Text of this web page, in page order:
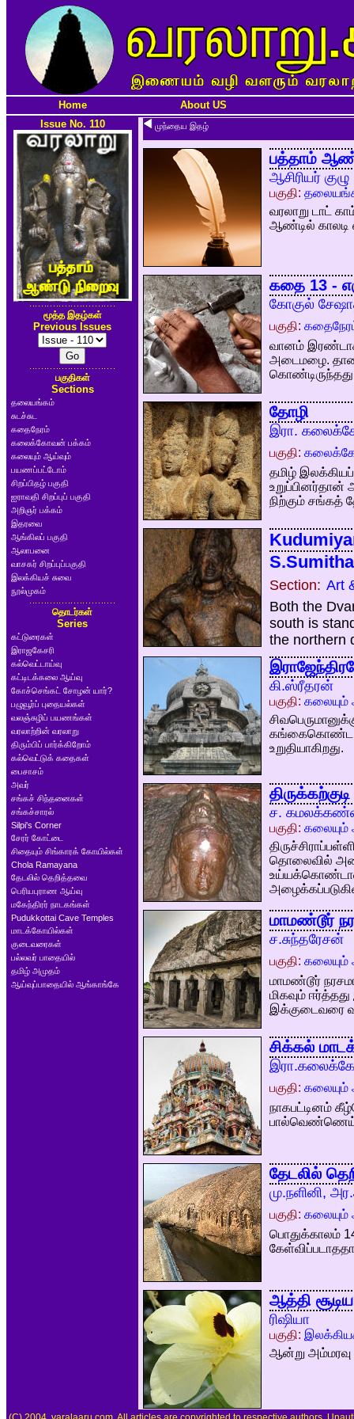
Home
About US
Issue No. 110
மூத்த இதழ்கள்
Previous Issues
பகுதிகள்
Sections
தலையங்கம்
சுடச்சுட
கதைநேரம்
கலைக்கோவன் பக்கம்
கலையும் ஆய்வும்
பயணப்பட்டோம்
சிறப்பிதழ் பகுதி
ஐராவதி சிறப்புப் பகுதி
அறிஞர் பக்கம்
இதரவை
ஆங்கிலப் பகுதி
ஆலாபனை
வாசகர் சிறப்புப்பகுதி
இலக்கியச் சுவை
நூல்முகம்
தொடர்கள்
Series
கட்டுரைகள்
இராஜகேசரி
கல்வெட்டாய்வு
கட்டிடக்கலை ஆய்வு
கோச்செங்கட் சோழன் யார்?
பழுவூர்ப் புதையல்கள்
வலஞ்சுழிப் பயணங்கள்
வரலாற்றின் வரலாறு
திரும்பிப் பார்க்கிறோம்
கல்வெட்டுக் கதைகள்
பைசாசம்
அவர்
சங்கச் சிந்தனைகள்
சங்கச்சாரல்
Silpi's Corner
சேரர் கோட்டை
சிதையும் சிங்காரக் கோயில்கள்
Chola Ramayana
தேடலில் தெறித்தவை
பெரியபுராண ஆய்வு
மகேந்திரர் நாடகங்கள்
Pudukkottai Cave Temples
மாடக்கோயில்கள்
குடைவரைகள்
பல்லவர் பாதையில்
தமிழ் அமுதம்
ஆய்வுப்பாதையில் ஆங்காங்கே
முந்தைய இதழ்
பத்தாம்
ஆசிரியர் குழு
பகுதி:
வரலாறு டாட்
ஆண்டில் காலடி
கதை 13 -
கோகுல்
பகுதி:
வானம்
அடைமழை.
தோழி
இரா.
பகுதி:
தமிழ்
உறுப்பினர்தான்
நிற்கும் சங்கத்
S.Sumitha
Section: Art
Both the
south is
the northern
கி.ஸ்ரீதரன்
பகுதி: கலையும்
கங்கைகொண்ட
உறுதியாகிறது.
ச.
பகுதி: கலையும்
தொலைவில்
மாமண்டூர்
ச.சுந்தரேசன்
பகுதி: கலையும்
மாமண்டூர்
மிகவும்
இக்குடைவரை
சிக்கல்
பகுதி: கலையும்
நாகபட்டினம்
பால்வெண்ணெய்
தேடலில்
மு.நளினி,
பகுதி: கலையும்
பொதுக்காலம்
ஆத்தி
ரிஷியா
பகுதி:
ஆன்று அம்மரவு